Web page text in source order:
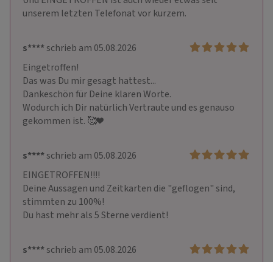
unserem letzten Telefonat vor kurzem.
s****schrieb am 05.08.2026
Eingetroffen!
Das was Du mir gesagt hattest...
Dankeschön für Deine klaren Worte.
Wodurch ich Dir natürlich Vertraute und es genauso
gekommen ist. 🥰❤️
s****schrieb am 05.08.2026
EINGETROFFEN!!!!
Deine Aussagen und Zeitkarten die "geflogen" sind,
stimmten zu 100%!
Du hast mehr als 5 Sterne verdient!
s****schrieb am 05.08.2026